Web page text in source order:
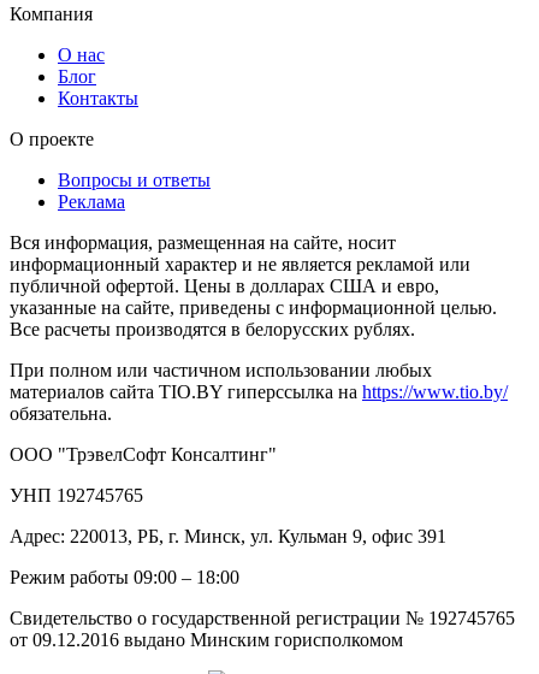
Компания
О нас
Блог
Контакты
О проекте
Вопросы и ответы
Реклама
Вся информация, размещенная на сайте, носит
информационный характер и не является рекламой или
публичной офертой. Цены в долларах США и евро,
указанные на сайте, приведены с информационной целью.
Все расчеты производятся в белорусских рублях.
При полном или частичном использовании любых
материалов сайта TIO.BY гиперссылка на https://www.tio.by/
обязательна.
ООО "ТрэвелСофт Консалтинг"
УНП 192745765
Адрес: 220013, РБ, г. Минск, ул. Кульман 9, офис 391
Режим работы 09:00 – 18:00
Свидетельство о государственной регистрации № 192745765
от 09.12.2016 выдано Минским горисполкомом